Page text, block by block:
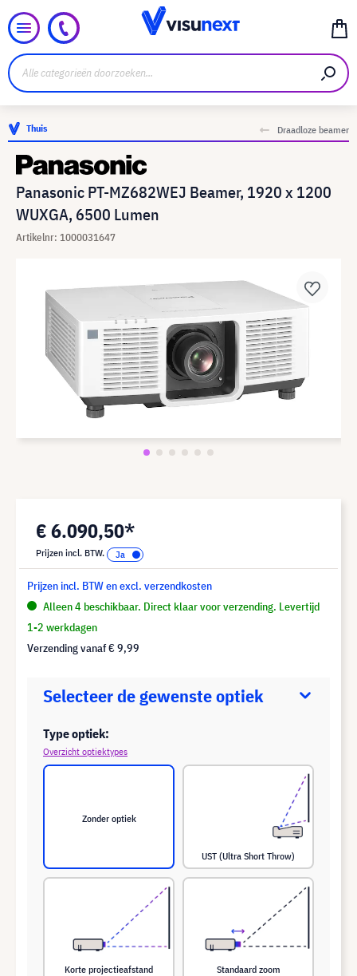
Thuis Draadloze beamer
Panasonic PT-MZ682WEJ Beamer, 1920 x 1200
WUXGA, 6500 Lumen
Artikelnr: 1000031647
€ 6.090,50*
Prijzen incl. BTW.
Prijzen incl. BTW en excl. verzendkosten
Alleen 4 beschikbaar. Direct klaar voor verzending. Levertijd
1-2 werkdagen
Verzending vanaf€ 9,99
Selecteer de gewenste optiek
Type optiek:
Overzicht optiektypes
Zonder optiek
UST (Ultra Short Throw)
Korte projectieafstand Standaard zoom